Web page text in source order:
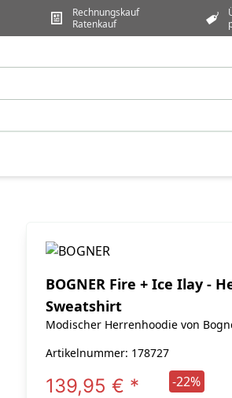
Rechnungskauf
Ratenkauf
BOGNER Fire + Ice Ilay -
Sweatshirt
Modischer Herrenhoodie von
Artikelnummer: 178727
139,95 € * -22%